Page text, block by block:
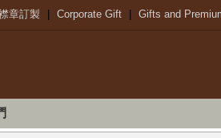
章訂製 Corporate Gift Gifts and